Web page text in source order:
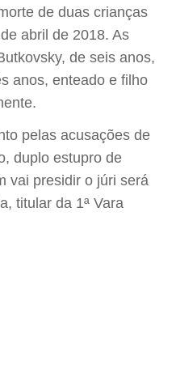
de duas crianças
abril de 2018. As
de seis anos,
anos, enteado e filho
pelas acusações de
duplo estupro de
vai presidir o júri será
titular da 1ª Vara